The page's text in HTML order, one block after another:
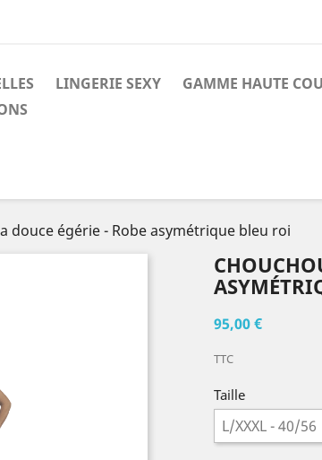
LINGERIE SEXY GAMME HAUTE
douce égérie - Robe asymétrique bleu roi
95,00 €
TTC
Taille